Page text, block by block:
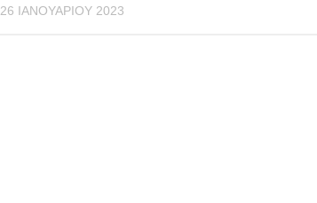
26 ΙΑΝΟΥΑΡΊΟΥ 2023